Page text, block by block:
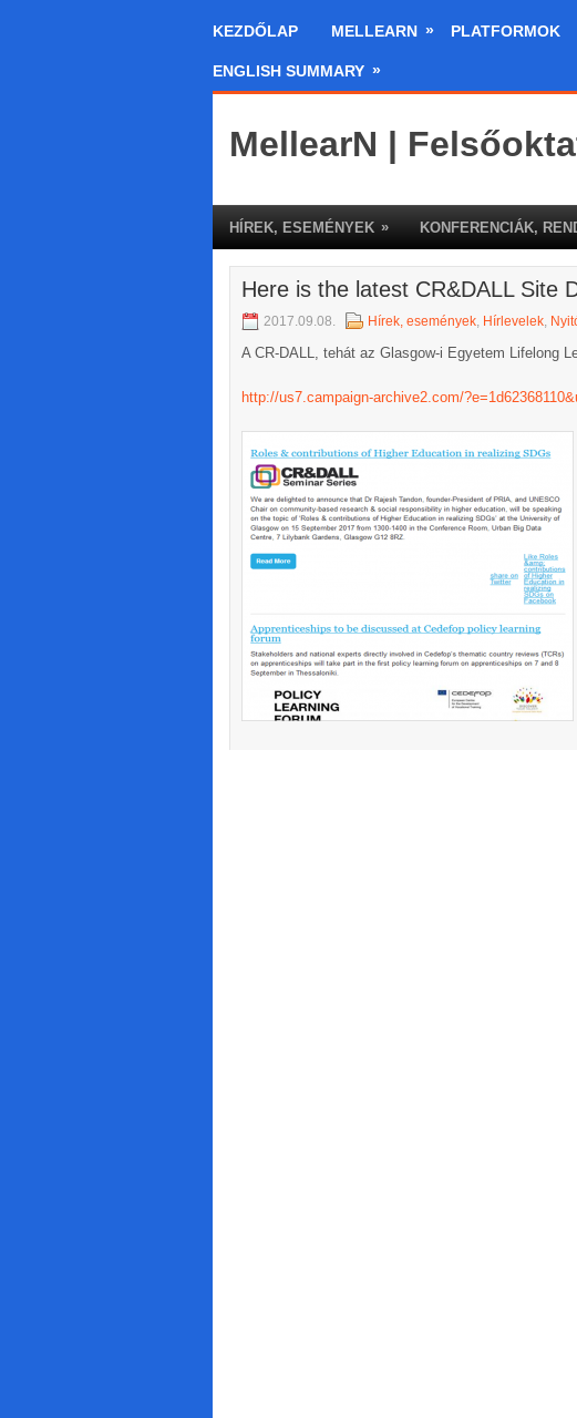
KEZDŐLAP MELLEARN » PLATFORMOK
ENGLISH SUMMARY »
MellearN |
HÍREK, ESEMÉNYEK » KONFERENCIÁK,
Here is the latest CR&DALL Site
2017.09.08. Hírek, események, Hírlevelek,
A CR-DALL, tehát az Glasgow-i Egyetem Lifelong
http://us7.campaign-archive2.com/